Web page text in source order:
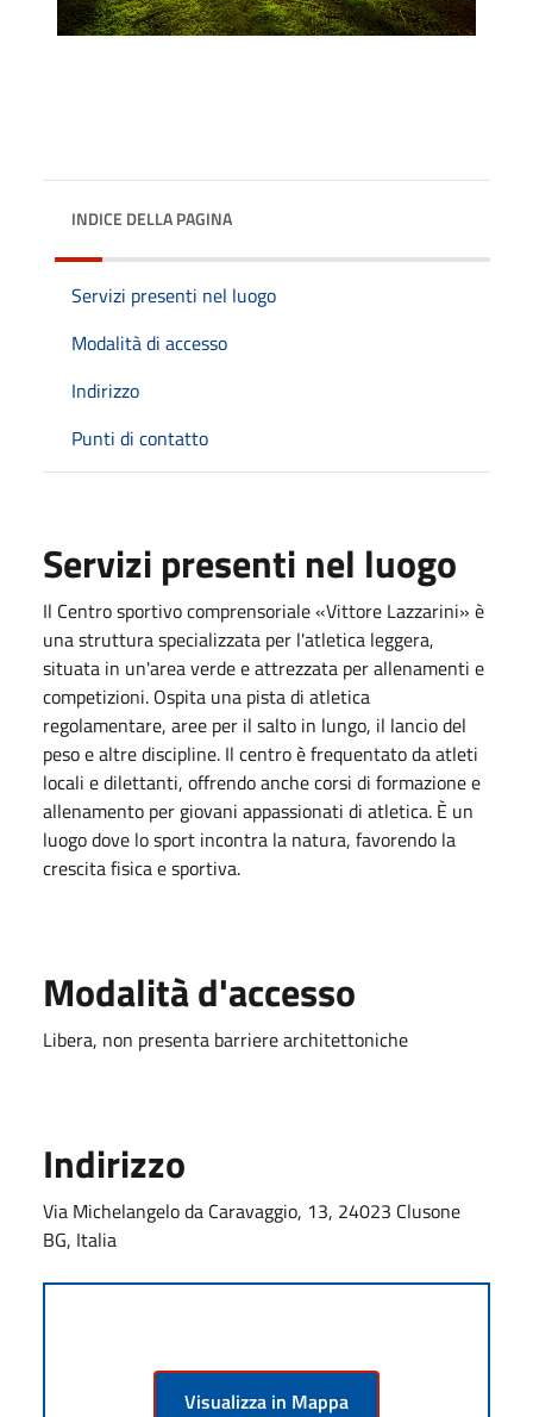
INDICE DELLA PAGINA
Servizi presenti nel luogo
Modalità di accesso
Indirizzo
Punti di contatto
Servizi presenti nel luogo
Il Centro sportivo comprensoriale «Vittore Lazzarini» è
una struttura specializzata per l'atletica leggera,
situata in un'area verde e attrezzata per allenamenti e
competizioni. Ospita una pista di atletica
regolamentare, aree per il salto in lungo, il lancio del
peso e altre discipline. Il centro è frequentato da atleti
locali e dilettanti, offrendo anche corsi di formazione e
allenamento per giovani appassionati di atletica. È un
luogo dove lo sport incontra la natura, favorendo la
crescita fisica e sportiva.
Modalità d'accesso
Libera, non presenta barriere architettoniche
Indirizzo
Via Michelangelo da Caravaggio, 13, 24023 Clusone
BG, Italia
Visualizza in Mappa